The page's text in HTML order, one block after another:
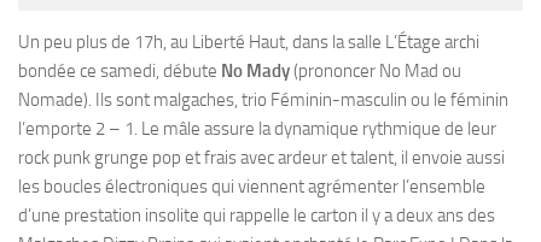
Un peu plus de 17h, au Liberté Haut, dans la salle L’Étage archi
bondée ce samedi, débute No Mady(prononcer No Mad ou
Nomade). Ils sont malgaches, trio Féminin-masculin ou le féminin
l’emporte 2 – 1. Le mâle assure la dynamique rythmique de leur
rock punk grunge pop et frais avec ardeur et talent, il envoie aussi
les boucles électroniques qui viennent agrémenter l’ensemble
d’une prestation insolite qui rappelle le carton il y a deux ans des